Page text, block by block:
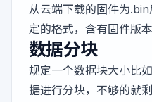
从云端下载的固件为
定的格式，含有固件版
数据分块
规定一个数据块大小比
据进行分块，不够的就